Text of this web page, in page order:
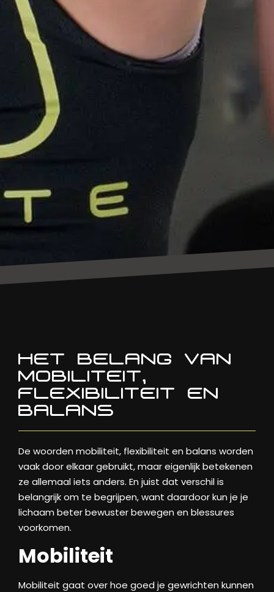
HET BELANG VAN
MOBILITEIT,
FLEXIBILITEIT EN
BALANS
De woorden mobiliteit, flexibiliteit en balans worden
vaak door elkaar gebruikt, maar eigenlijk betekenen
ze allemaal iets anders. En juist dat verschil is
belangrijk om te begrijpen, want daardoor kun je je
lichaam beter bewuster bewegen en blessures
voorkomen.
Mobiliteit
Mobiliteit gaat over hoe goed je gewrichten kunnen